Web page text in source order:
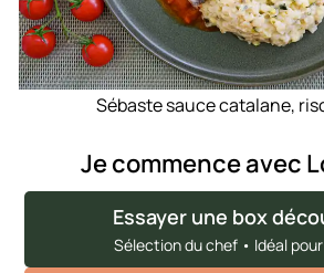
Sébaste sauce catalane,
Je commence avec
Essayer une box
Sélection du chef • Idéal